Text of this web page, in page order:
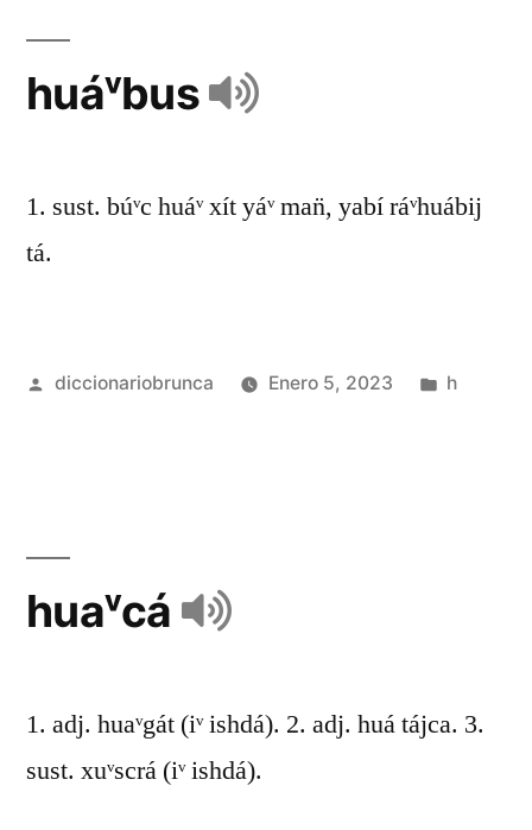
huáᵛbus
1. sust. búᵛc huáᵛ xít yáᵛ man̈, yabí ráᵛhuábij
tá.
diccionariobrunca Enero 5, 2023 h
huaᵛcá
1. adj. huaᵛgát (iᵛ ishdá). 2. adj. huá tájca. 3.
sust. xuᵛscrá (iᵛ ishdá).